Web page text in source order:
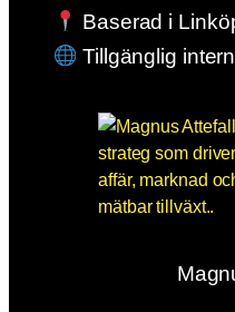
Baserad i
Tillgänglig